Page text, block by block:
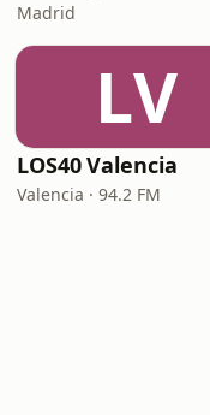
Madrid
LV
LOS40 Valencia
Valencia · 94.2 FM